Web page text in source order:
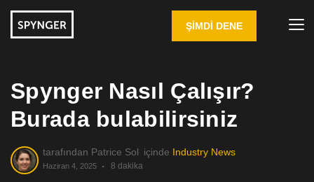
ŞIMDI DENE
Spynger Nasıl Çalışır?
Burada bulabilirsiniz
tarafından Patrice Sol içinde Industry News
Haziran 4, 2025 8 dakika